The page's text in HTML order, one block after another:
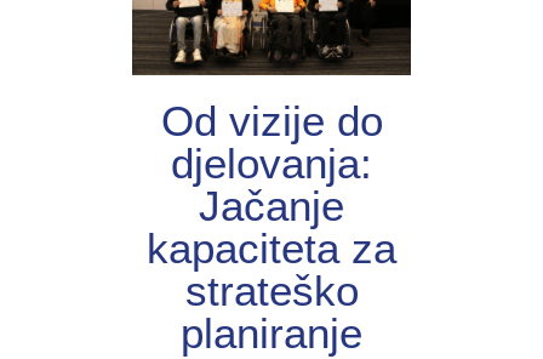
Od vizije do
djelovanja:
Jačanje
kapaciteta za
strateško
planiranje